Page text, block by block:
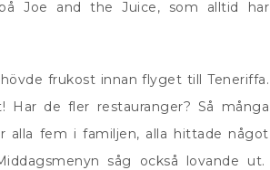
Joe and the Juice, som alltid har
frukost innan flyget till Teneriffa.
Har de fler restauranger? Så många
alla fem i familjen, alla hittade något
såg också lovande ut.